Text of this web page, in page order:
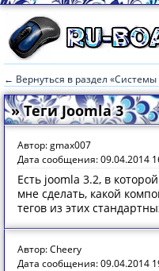
← Вернуться в раздел
» Теги Joomla 3
Автор: gmax007
Дата сообщения: 09.04.2014
Есть joomla 3.2, в
мне сделать, какой
тегов из этих
Автор: Cheery
Дата сообщения: 09.04.2014